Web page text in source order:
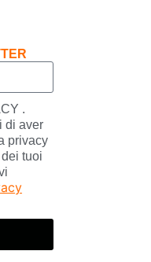
.
di aver
privacy
tuoi